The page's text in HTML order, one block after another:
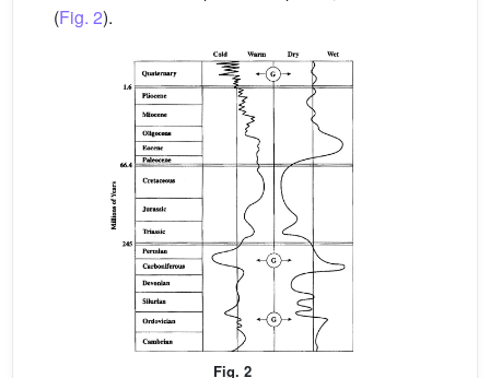
(Fig. 2).
Fig. 2